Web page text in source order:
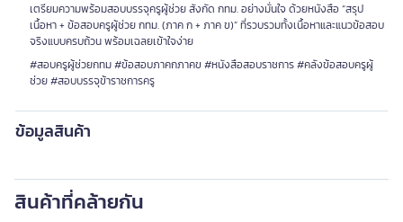
เตรียมความพร้อมสอบบรรจุครูผู้ช่วย สังกัด กทม. อย่างมั่นใจ ด้วยหนังสือ “สรุป
เนื้อหา + ข้อสอบครูผู้ช่วย กทม. (ภาค ก + ภาค ข)” ที่รวบรวมทั้งเนื้อหาและแนวข้อสอบ
จริงแบบครบถ้วน พร้อมเฉลยเข้าใจง่าย
#สอบครูผู้ช่วยกทม #ข้อสอบภาคกภาคข #หนังสือสอบราชการ #คลังข้อสอบครูผู้
ช่วย #สอบบรรจุข้าราชการครู
ข้อมูลสินค้า
สินค้าที่คล้ายกัน